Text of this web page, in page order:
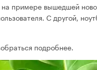
на примере вышедшей
С другой,
подробнее.